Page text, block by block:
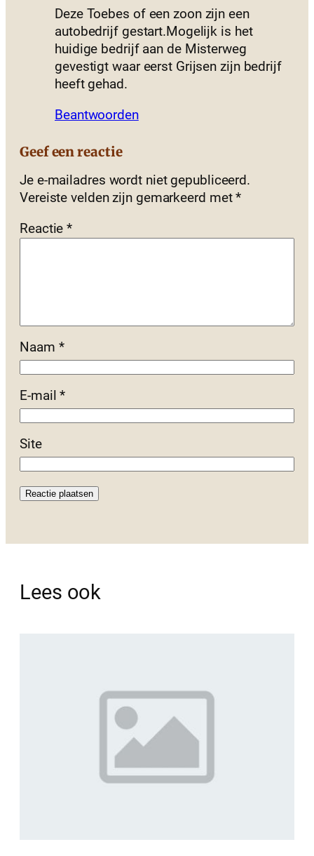
Deze Toebes of een zoon zijn een
autobedrijf gestart.Mogelijk is het
huidige bedrijf aan de Misterweg
gevestigt waar eerst Grijsen zijn bedrijf
heeft gehad.
Beantwoorden
Geef een reactie
Je e-mailadres wordt niet gepubliceerd.
Vereiste velden zijn gemarkeerd met*
Reactie*
Naam *
E-mail*
Site
Lees ook